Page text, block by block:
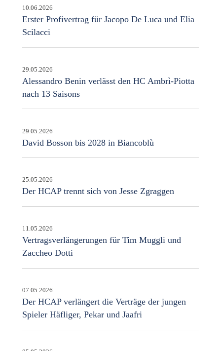
10.06.2026
Erster Profivertrag für Jacopo De Luca und Elia
Scilacci
29.05.2026
Alessandro Benin verlässt den HC Ambrì-Piotta
nach 13 Saisons
29.05.2026
David Bosson bis 2028 in Biancoblù
25.05.2026
Der HCAP trennt sich von Jesse Zgraggen
11.05.2026
Vertragsverlängerungen für Tim Muggli und
Zaccheo Dotti
07.05.2026
Der HCAP verlängert die Verträge der jungen
Spieler Häfliger, Pekar und Jaafri